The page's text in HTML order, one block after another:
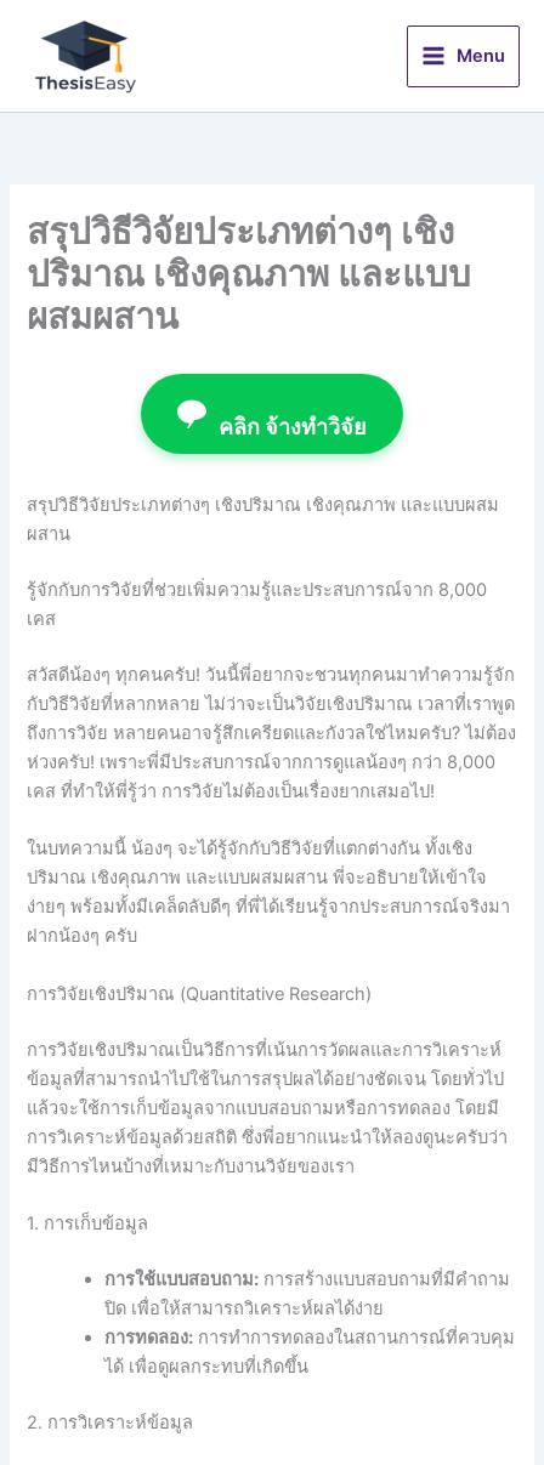
content
Menu
สรุปวิธีวิจัยประเภทต่างๆ เชิง
ปริมาณ เชิงคุณภาพ และแบบ
ผสมผสาน
คลิก จ้างทำวิจัย
สรุปวิธีวิจัยประเภทต่างๆ เชิงปริมาณ เชิงคุณภาพ และแบบผสม
ผสาน
รู้จักกับการวิจัยที่ช่วยเพิ่มความรู้และประสบการณ์จาก 8,000
เคส
สวัสดีน้องๆ ทุกคนครับ! วันนี้พี่อยากจะชวนทุกคนมาทำความรู้จัก
กับวิธีวิจัยที่หลากหลาย ไม่ว่าจะเป็นวิจัยเชิงปริมาณ เวลาที่เราพูด
ถึงการวิจัย หลายคนอาจรู้สึกเครียดและกังวลใช่ไหมครับ? ไม่ต้อง
ห่วงครับ! เพราะพี่มีประสบการณ์จากการดูแลน้องๆ กว่า 8,000
เคส ที่ทำให้พี่รู้ว่า การวิจัยไม่ต้องเป็นเรื่องยากเสมอไป!
ในบทความนี้ น้องๆ จะได้รู้จักกับวิธีวิจัยที่แตกต่างกัน ทั้งเชิง
ปริมาณ เชิงคุณภาพ และแบบผสมผสาน พี่จะอธิบายให้เข้าใจ
ง่ายๆ พร้อมทั้งมีเคล็ดลับดีๆ ที่พี่ได้เรียนรู้จากประสบการณ์จริงมา
ฝากน้องๆ ครับ
การวิจัยเชิงปริมาณ (Quantitative Research)
การวิจัยเชิงปริมาณเป็นวิธีการที่เน้นการวัดผลและการวิเคราะห์
ข้อมูลที่สามารถนำไปใช้ในการสรุปผลได้อย่างชัดเจน โดยทั่วไป
แล้วจะใช้การเก็บข้อมูลจากแบบสอบถามหรือการทดลอง โดยมี
การวิเคราะห์ข้อมูลด้วยสถิติ ซึ่งพี่อยากแนะนำให้ลองดูนะครับว่า
มีวิธีการไหนบ้างที่เหมาะกับงานวิจัยของเรา
1. การเก็บข้อมูล
การใช้แบบสอบถาม: การสร้างแบบสอบถามที่มีคำถาม
ปิด เพื่อให้สามารถวิเคราะห์ผลได้ง่าย
การทดลอง: การทำการทดลองในสถานการณ์ที่ควบคุม
ได้ เพื่อดูผลกระทบที่เกิดขึ้น
2. การวิเคราะห์ข้อมูล